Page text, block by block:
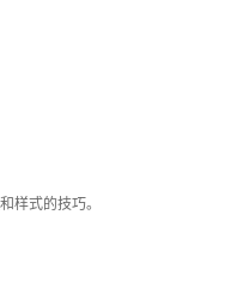
样式的技巧。